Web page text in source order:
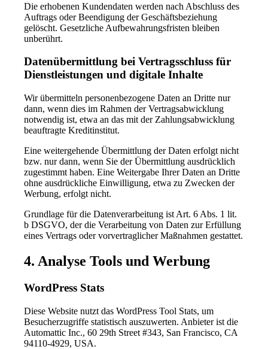
Die erhobenen Kundendaten werden nach Abschluss des
Auftrags oder Beendigung der Geschäftsbeziehung
gelöscht. Gesetzliche Aufbewahrungsfristen bleiben
unberührt.
Datenübermittlung bei Vertragsschluss für
Dienstleistungen und digitale Inhalte
Wir übermitteln personenbezogene Daten an Dritte nur
dann, wenn dies im Rahmen der Vertragsabwicklung
notwendig ist, etwa an das mit der Zahlungsabwicklung
beauftragte Kreditinstitut.
Eine weitergehende Übermittlung der Daten erfolgt nicht
bzw. nur dann, wenn Sie der Übermittlung ausdrücklich
zugestimmt haben. Eine Weitergabe Ihrer Daten an Dritte
ohne ausdrückliche Einwilligung, etwa zu Zwecken der
Werbung, erfolgt nicht.
Grundlage für die Datenverarbeitung ist Art. 6 Abs. 1 lit.
b DSGVO, der die Verarbeitung von Daten zur Erfüllung
eines Vertrags oder vorvertraglicher Maßnahmen gestattet.
4. Analyse Tools und Werbung
WordPress Stats
Diese Website nutzt das WordPress Tool Stats, um
Besucherzugriffe statistisch auszuwerten. Anbieter ist die
Automattic Inc., 60 29th Street #343, San Francisco, CA
94110-4929, USA.